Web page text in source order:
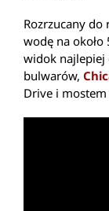
Rozrzucany do
wodę na
widok najlepiej
bulwarów,
Drive i mostem